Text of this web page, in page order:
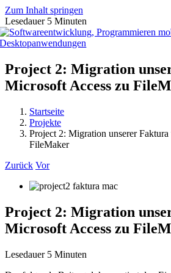
Zum Inhalt springen
Lesedauer 5 Minuten
Project 2: Migration
Microsoft Access zu
Startseite
Projekte
Project 2: Migration unserer
FileMaker
Zurück Vor
Project 2: Migration
Microsoft Access zu
Lesedauer 5 Minuten